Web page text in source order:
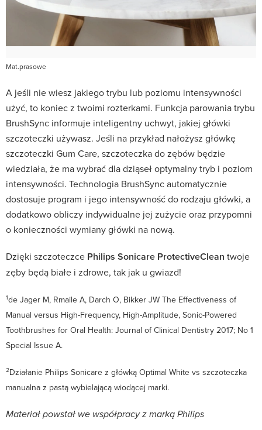
Mat.prasowe
A jeśli nie wiesz jakiego trybu lub poziomu intensywności
użyć, to koniec z twoimi rozterkami. Funkcja parowania trybu
BrushSync informuje inteligentny uchwyt, jakiej główki
szczoteczki używasz. Jeśli na przykład nałożysz główkę
szczoteczki Gum Care, szczoteczka do zębów będzie
wiedziała, że ma wybrać dla dziąseł optymalny tryb i poziom
intensywności. Technologia BrushSync automatycznie
dostosuje program i jego intensywność do rodzaju główki, a
dodatkowo obliczy indywidualne jej zużycie oraz przypomni
o konieczności wymiany główki na nową.
Dzięki szczoteczce Philips Sonicare ProtectiveClean twoje
zęby będą białe i zdrowe, tak jak u gwiazd!
1de Jager M, Rmaile A, Darch O, Bikker JW The Effectiveness of
Manual versus High-Frequency, High-Amplitude, Sonic-Powered
Toothbrushes for Oral Health: Journal of Clinical Dentistry 2017; No 1
Special Issue A.
2Działanie Philips Sonicare z główką Optimal White vs szczoteczka
manualna z pastą wybielającą wiodącej marki.
Materiał powstał we współpracy z marką Philips